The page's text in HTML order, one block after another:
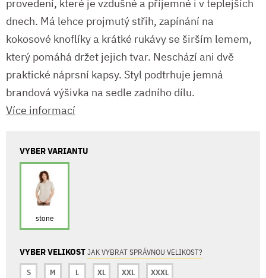
provedení, které je vzdušné a příjemné i v teplejších
dnech. Má lehce projmutý střih, zapínání na
kokosové knoflíky a krátké rukávy se širším lemem,
který pomáhá držet jejich tvar. Neschází ani dvě
praktické náprsní kapsy. Styl podtrhuje jemná
brandová výšivka na sedle zadního dílu.
Více informací
VYBER VARIANTU
stone
VYBER VELIKOSTJAK VYBRAT SPRÁVNOU VELIKOST?
S
M L XL XXL XXXL